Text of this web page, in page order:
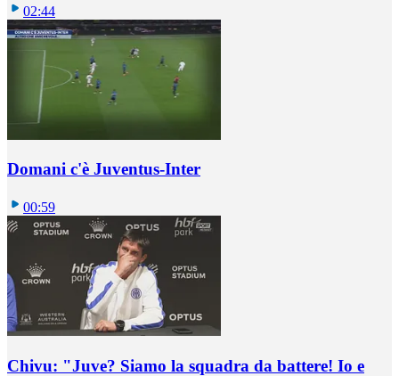
02:44
Domani c'è Juventus-Inter
00:59
Chivu: "Juve? Siamo la squadra da battere! Io e